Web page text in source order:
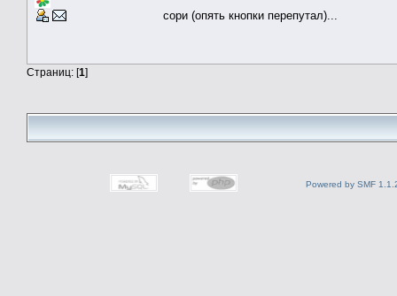
сори (опять кнопки перепутал)...
Страниц: [1]
Powered by SMF